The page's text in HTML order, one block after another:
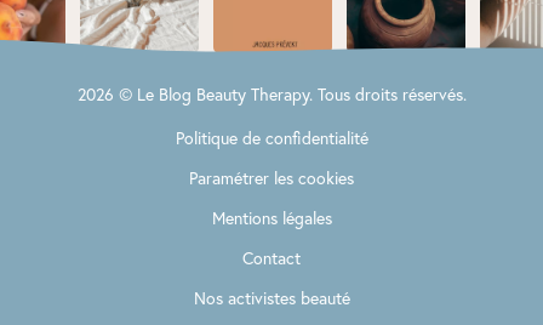
2026 © Le Blog Beauty Therapy. Tous droits réservés.
Politique de confidentialité
Paramétrer les cookies
Mentions légales
Contact
Nos activistes beauté